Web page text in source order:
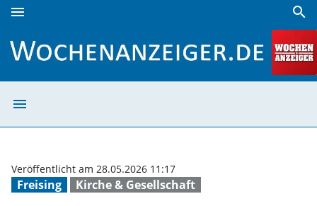
menu search
menu
Freising Kirche & Gesellschaft
Veröffentlicht am 28.05.2026 11:17